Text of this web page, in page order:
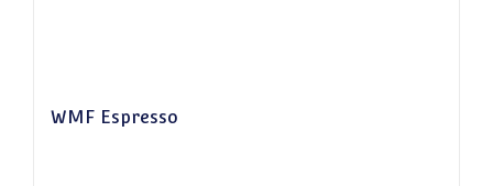
WMF Espresso